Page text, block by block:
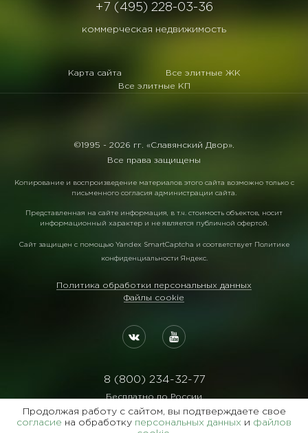
+7 (495) 228-03-36
коммерческая недвижимость
Карта сайта
Все элитные ЖК
Все элитные КП
©1995 - 2026 гг. «Славянский Двор».
Все права защищены
Копирование и воспроизведение материалов этого сайта возможно только с
письменного согласия администрации сайта.
Представленная на сайте информация, в т.ч. стоимость объектов, носит
информационный характер и не является публичной офертой.
Сайт защищен с помощью Yandex SmartCaptcha и соответствует Политике
конфиденциальности Яндекс.
Политика обработки персональных данных
Файлы cookie
8 (800) 234-32-77
Бесплатно по России
Реквизиты:
ООО Агентство "Славянский Двор"
Продолжая работу с сайтом, вы подтверждаете свое
согласие на обработку персональных данных и файлов